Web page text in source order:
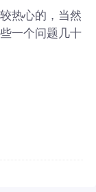
热心的，当然
一个问题几十